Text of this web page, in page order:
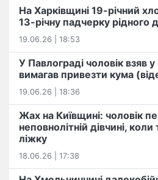
На Харківщині 19-річний
13-річну падчерку рідного
19.06.26 | 18:53
У Павлограді чоловік взяв
вимагав привезти кума
19.06.26 | 18:36
Жах на Київщині: чоловік
неповнолітній дівчині,
ліжку
18.06.26 | 17:38